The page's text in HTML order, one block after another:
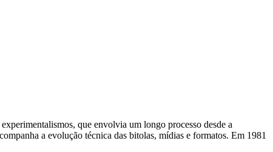
que envolvia um longo processo desde a
a evolução técnica das bitolas, mídias e formatos. Em 1981